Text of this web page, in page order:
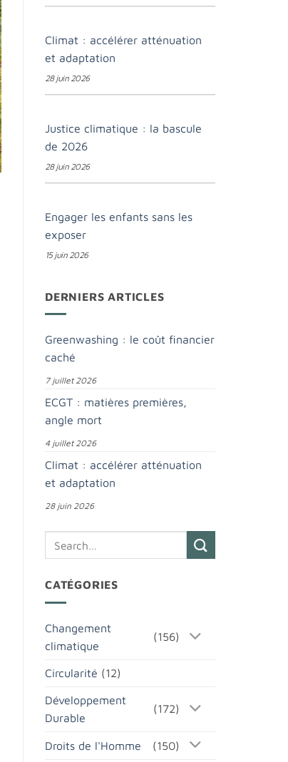
Climat : accélérer atténuation
et adaptation
28 juin 2026
Justice climatique : la bascule
de 2026
28 juin 2026
Engager les enfants sans les
exposer
15 juin 2026
DERNIERS ARTICLES
Greenwashing : le coût financier
caché
7 juillet 2026
ECGT : matières premières,
angle mort
4 juillet 2026
Climat : accélérer atténuation
et adaptation
28 juin 2026
CATÉGORIES
Changement
climatique
(156)
Circularité (12)
Développement
Durable
(172)
Droits de l'Homme (150)